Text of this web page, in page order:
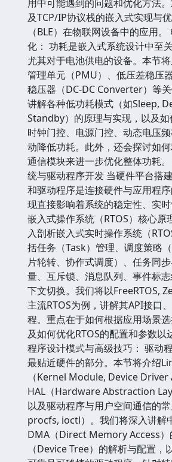
用中可能遇到的问题和优化方法
及TCP/IP协议栈的嵌入式实现与
（BLE）在物联网设备中的应用
化： 功耗是嵌入式系统设计中至
尤其对于电池供电的设备。本节
管理单元（PMU）、低压差稳压
稳压器（DC-DC Converter）等
讲解各种低功耗模式（如Sleep,
Standby）的原理与实现，以及
时钟门控、电源门控、动态电压
动降低功耗。此外，还会探讨如
通信模块来进一步优化整体功耗
统与驱动程序开发 当硬件平台搭
和驱动程序是连接硬件与应用程
现直接影响着系统的稳定性、实时
嵌入式操作系统（RTOS）核心原
入剖析嵌入式实时操作系统（
括任务（Task）管理、调度策略
片轮转、协作式调度）、任务同
量、互斥锁、消息队列、事件标
下文切换。我们将以FreeRTOS,
主流RTOS为例，讲解其API接口
程。重点在于如何根据应用场景
及如何优化RTOS的配置和参数以
程序设计模式与高级技巧： 驱动
最贴近硬件的部分。本节将介绍
（Kernel Module, Device Driver
HAL（Hardware Abstraction
以及驱动程序与用户空间通信的
procfs, ioctl）。我们将深入讲解
DMA（Direct Memory Access）
（Device Tree）的解析与配置，